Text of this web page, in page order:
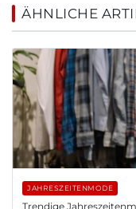
ÄHNLICHE
JAHRESZEITENMODE
Trendige